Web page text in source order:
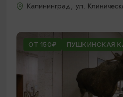
Калининград, ул.
ОТ 150₽ ПУШКИНСКАЯ